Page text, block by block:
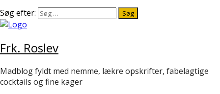
Søg efter:
Frk. Roslev
Madblog fyldt med nemme, lækre opskrifter, fabelagtige
cocktails og fine kager